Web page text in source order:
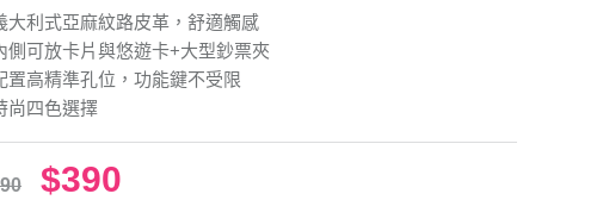
大利式亞麻紋路皮革，舒適觸感
側可放卡片與悠遊卡+大型鈔票夾
置高精準孔位，功能鍵不受限
尚四色選擇
$390